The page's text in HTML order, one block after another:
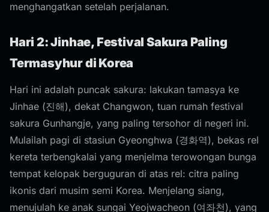
menghangatkan setelah perjalanan.
Hari 2: Jinhae, Festival Sakura Paling
Termasyhur di Korea
Hari ini adalah puncak sakura: lakukan tamasya ke
Jinhae (진해), dekat Changwon, tuan rumah festival
sakura Gunhangje, yang paling tersohor di negeri ini.
Mulailah pagi di stasiun Gyeonghwa (경화역), bekas rel
kereta terbengkalai yang menjelma terowongan bunga
tempat kelopak berguguran di atas rel: citra paling
ikonis dari musim semi Korea. Menjelang siang,
menujulah ke anak sungai Yeojwacheon (여좌천), yang